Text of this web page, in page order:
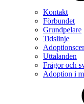
Kontakt
Förbundet
Grundpelare
Tidslinje
Uttalanden
Frågor och
Adoption i